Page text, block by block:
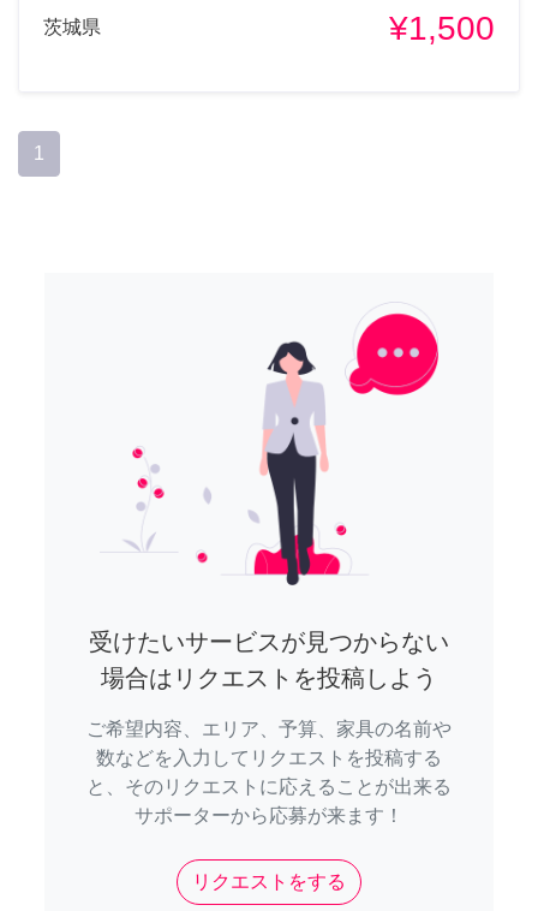
茨城県 ¥1,500
1
受けたいサービスが見つからない
場合はリクエストを投稿しよう
ご希望内容、エリア、予算、家具の名前や
数などを入力してリクエストを投稿する
と、そのリクエストに応えることが出来る
サポーターから応募が来ます！
リクエストをする